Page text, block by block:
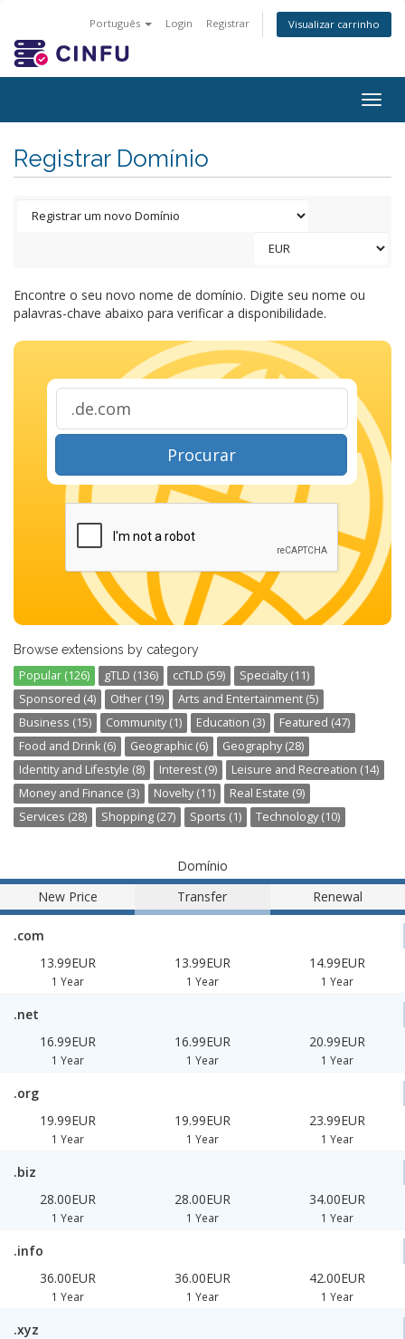
Português Login Registrar Visualizar carrinho
Registrar Domínio
Encontre o seu novo nome de domínio. Digite seu nome ou
palavras-chave abaixo para verificar a disponibilidade.
Procurar
Browse extensions by category
Popular (126) gTLD (136) ccTLD (59)
Specialty (11)
Sponsored (4)
Other (19)
Arts and Entertainment (5)
Business (15)
Community (1) Education (3)
Featured (47)
Food and Drink (6)
Geographic (6)
Geography (28)
Identity and Lifestyle (8)
Interest (9)
Leisure and Recreation (14)
Money and Finance (3)
Novelty (11)
Real Estate (9)
Services (28)
Shopping (27) Sports (1) Technology (10)
Domínio
New Price
Transfer Renewal
.com
13.99EUR
1 Year
13.99EUR
1 Year
14.99EUR
1 Year
.net
16.99EUR
1 Year
16.99EUR
1 Year
20.99EUR
1 Year
.org
19.99EUR
1 Year
19.99EUR
1 Year
23.99EUR
1 Year
.biz
28.00EUR
1 Year
28.00EUR
1 Year
34.00EUR
1 Year
.info
36.00EUR
1 Year
36.00EUR
1 Year
42.00EUR
1 Year
.xyz